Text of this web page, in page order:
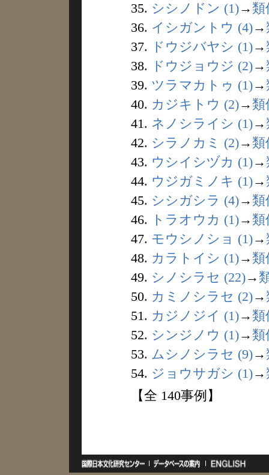
35. シシノドン (1)→ 類
36. イシガントウ (4)→
37.
ドウジバヤシ (1)→
38.
ドウジョウジ (2)→
39. ツラマカトゥ (1)→
40. カジキトウ (2)→ 類
41. ネノシライシ (1)→
42. シラノカミ (2)→ 類
43. ウシイシヅカ (1)→
44. ウジガミノキ (1)→
45. シシガシラ (4)→ 類
46.
トラオウカ (1)→ 類
47. モウシノショ (1)→
48. カラトイシ (1)→ 類
49. シノシラセ (22)→
50. カミノシラセ (2)→
51. カジノジイ (1)→ 類
52. シンジノウ (1)→ 類
53. ムシノシラセ (9)→
54. ジョウサガシ (1)→
【全 140事例】